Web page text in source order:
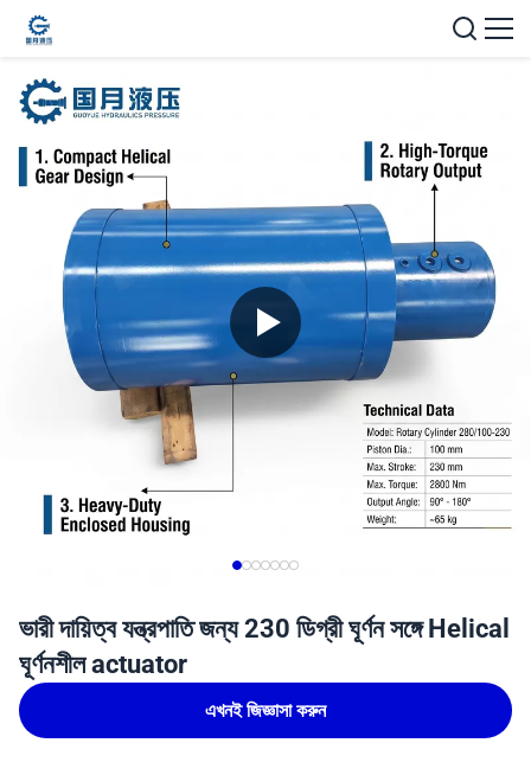
ভারী দায়িত্ব যন্ত্রপাতি জন্য 230 ডিগ্রী ঘূর্ণন সঙ্গে Helical
ঘূর্ণনশীল actuator
এখনই জিজ্ঞাসা করুন